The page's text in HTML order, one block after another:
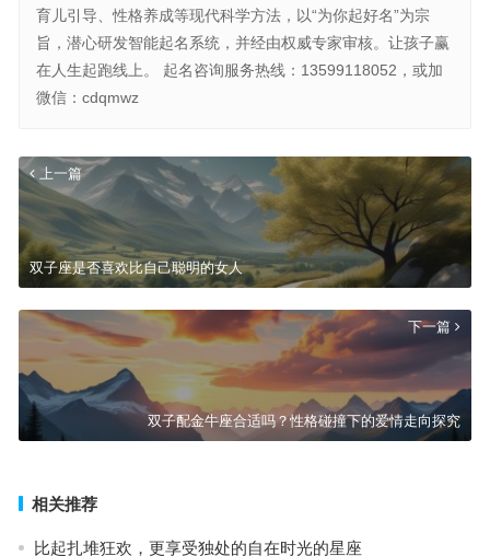
育儿引导、性格养成等现代科学方法，以“为你起好名”为宗
旨，潜心研发智能起名系统，并经由权威专家审核。让孩子赢
在人生起跑线上。 起名咨询服务热线：13599118052，或加
微信：cdqmwz
上一篇
双子座是否喜欢比自己聪明的女人
下一篇
双子配金牛座合适吗？性格碰撞下的爱情走向探究
相关推荐
比起扎堆狂欢，更享受独处的自在时光的星座